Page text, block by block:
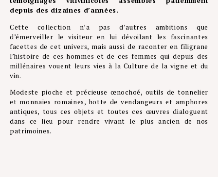
depuis des dizaines d’années.
Cette collection n’a pas d’autres ambitions que
d’émerveiller le visiteur en lui dévoilant les fascinantes
facettes de cet univers, mais aussi de raconter en filigrane
l’histoire de ces hommes et de ces femmes qui depuis des
millénaires vouent leurs vies à la Culture de la vigne et du
vin.
Modeste pioche et précieuse œnochoé, outils de tonnelier
et monnaies romaines, hotte de vendangeurs et amphores
antiques, tous ces objets et toutes ces œuvres dialoguent
dans ce lieu pour rendre vivant le plus ancien de nos
patrimoines.